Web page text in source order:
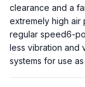
clearance and a
extremely high air
regular speed6-
less vibration and
systems for use